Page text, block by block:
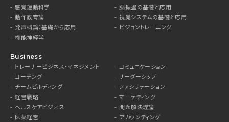
感覚運動科学
脳振盪の基礎と応用
動作教育論
視覚システムの基礎と応用
発声概論：基礎から応用
ビジョントレーニング
機能神経学
Business
トレーナービジネス・マネジメント
コミュニケーション
コーチング
リーダーシップ
チームビルディング
ファシリテーション
経営戦略
マーケティング
ヘルスケアビジネス
問題解決理論
医薬経営
アカウンティング